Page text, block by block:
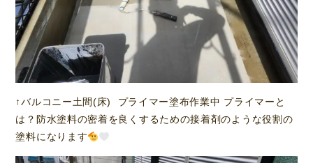
↑バルコニー土間(床) プライマー塗布作業中 プライマーと
は？防水塗料の密着を良くするための接着剤のような役割の
塗料になります